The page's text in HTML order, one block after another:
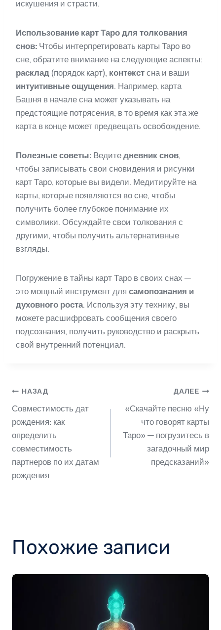
искушения и страсти.
Использование карт Таро для толкования
снов: Чтобы интерпретировать карты Таро во
сне, обратите внимание на следующие аспекты:
расклад (порядок карт), контекст сна и ваши
интуитивные ощущения. Например, карта
Башня в начале сна может указывать на
предстоящие потрясения, в то время как эта же
карта в конце может предвещать освобождение.
Полезные советы: Ведите дневник снов,
чтобы записывать свои сновидения и рисунки
карт Таро, которые вы видели. Медитируйте на
карты, которые появляются во сне, чтобы
получить более глубокое понимание их
символики. Обсуждайте свои толкования с
другими, чтобы получить альтернативные
взгляды.
Погружение в тайны карт Таро в своих снах —
это мощный инструмент для самопознания и
духовного роста. Используя эту технику, вы
можете расшифровать сообщения своего
подсознания, получить руководство и раскрыть
свой внутренний потенциал.
Навигация
по
записям
НАЗАД
Совместимость дат
рождения: как
определить
совместимость
партнеров по их датам
рождения
ДАЛЕЕ
«Скачайте песню «Ну
что говорят карты
Таро» — погрузитесь в
загадочный мир
предсказаний»
Похожие записи